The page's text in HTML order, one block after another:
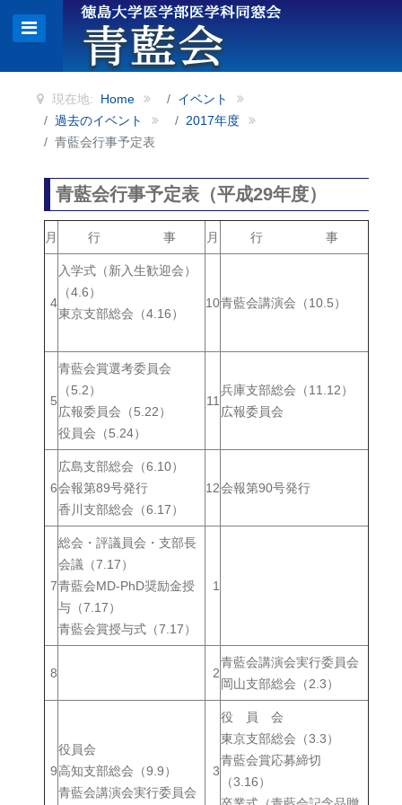
現在地: Home
イベント
過去のイベント
2017年度
青藍会行事予定表
青藍会行事予定表（平成29年度）
月 行 事 月 行 事
4
入学式（新入生歓迎会）
（4.6）
東京支部総会（4.16）
10青藍会講演会（10.5）
5
青藍会賞選考委員会
（5.2）
広報委員会（5.22）
役員会（5.24）
11
兵庫支部総会（11.12）
広報委員会
6
広島支部総会（6.10）
会報第89号発行
香川支部総会（6.17）
12会報第90号発行
7
総会・評議員会・支部長
会議（7.17）
青藍会MD-PhD奨励金授
与（7.17）
青藍会賞授与式（7.17）
1
8 2
青藍会講演会実行委員会
岡山支部総会（2.3）
9
役員会
高知支部総会（9.9）
青藍会講演会実行委員会
3
役 員 会
東京支部総会（3.3）
青藍会賞応募締切
（3.16）